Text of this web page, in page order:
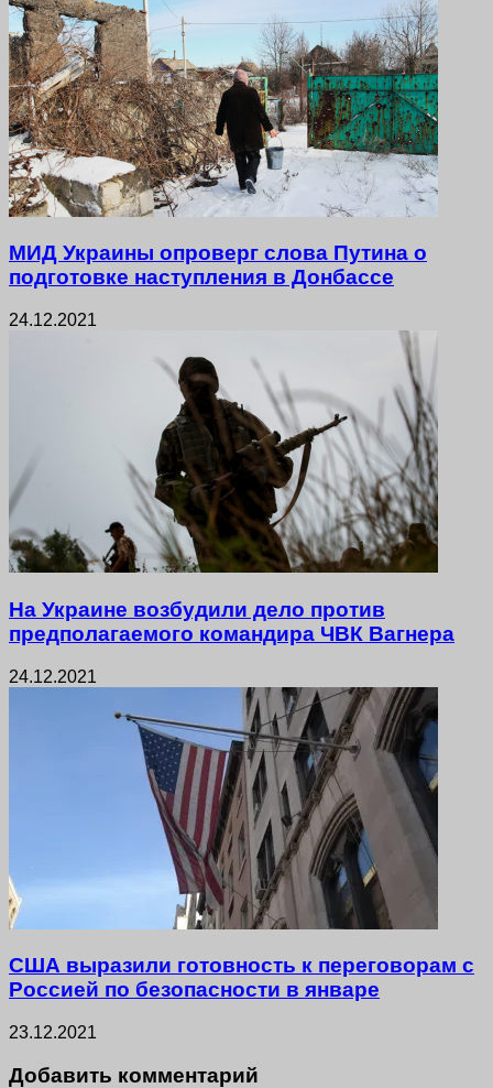
МИД Украины опроверг слова Путина о
подготовке наступления в Донбассе
24.12.2021
На Украине возбудили дело против
предполагаемого командира ЧВК Вагнера
24.12.2021
США выразили готовность к переговорам с
Россией по безопасности в январе
23.12.2021
Добавить комментарий